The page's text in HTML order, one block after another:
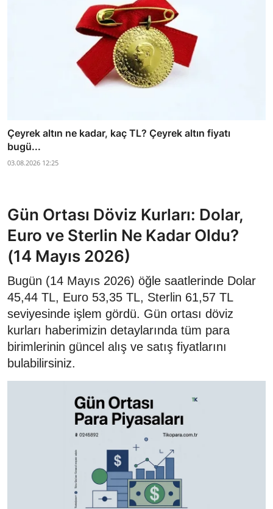
Çeyrek altın ne kadar, kaç TL? Çeyrek altın fiyatı
bugü...
03.08.2026 12:25
Gün Ortası Döviz Kurları: Dolar,
Euro ve Sterlin Ne Kadar Oldu?
(14 Mayıs 2026)
Bugün (14 Mayıs 2026) öğle saatlerinde Dolar
45,44 TL, Euro 53,35 TL, Sterlin 61,57 TL
seviyesinde işlem gördü. Gün ortası döviz
kurları haberimizin detaylarında tüm para
birimlerinin güncel alış ve satış fiyatlarını
bulabilirsiniz.